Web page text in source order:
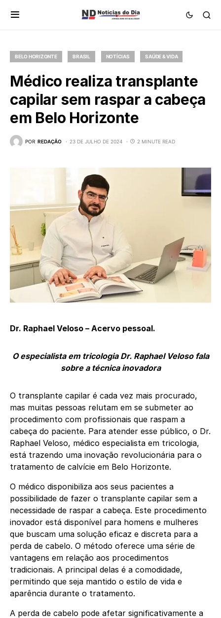
BELO HORIZONTE BRASIL NOTÍCIAS SAÚDE & VIDA
Médico realiza transplante
capilar sem raspar a cabeça
em Belo Horizonte
POR REDAÇÃO 23 DE JULHO DE 2024 2 MINUTE READ
Dr. Raphael Veloso – Acervo pessoal.
O especialista em tricologia Dr. Raphael Veloso fala
sobre a técnica inovadora
O transplante capilar é cada vez mais procurado,
mas muitas pessoas relutam em se submeter ao
procedimento com profissionais que raspam a
cabeça do paciente. Para atender esse público, o Dr.
Raphael Veloso, médico especialista em tricologia,
está trazendo uma inovação revolucionária para o
tratamento de calvície em Belo Horizonte.
O médico disponibiliza aos seus pacientes a
possibilidade de fazer o transplante capilar sem a
necessidade de raspar a cabeça. Este procedimento
inovador está disponível para homens e mulheres
que buscam uma solução eficaz e discreta para a
perda de cabelo. O método oferece uma série de
vantagens em relação aos procedimentos
tradicionais. A principal delas é a comodidade,
permitindo que seja mantido o estilo de vida e
aparência durante o tratamento.
A perda de cabelo pode afetar significativamente a